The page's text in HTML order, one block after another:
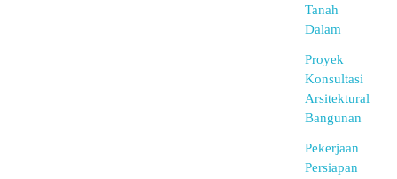
Tanah
Dalam
Proyek
Konsultasi
Arsitektural
Bangunan
Pekerjaan
Persiapan